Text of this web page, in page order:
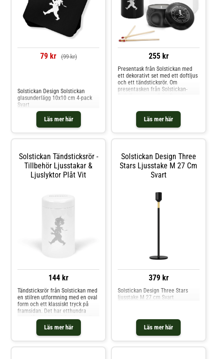
79 kr (99 kr)
Läs mer här
Solstickan Design Solstickan
glasunderlägg 10x10 cm 4-pack
Svart
255 kr
Läs mer här
Presentask från Solstickan med
ett dekorativt set med ett doftljus
och ett tändsticksrör. Om
presentasken från Solstickan-
Green-Bearwood, Red-Cinnamon &
Orange, White-Eucalyptus, Black-
Cedarwood Shoppa Doftljus och
Solstickan Tändsticksrör -
Tillbehör Ljusstakar &
Ljuslyktor Plåt Vit
144 kr
Läs mer här
Tändsticksrör från Solstickan med
en stilren utformning med en oval
form och ett klassiskt tryck på
framsidan. Det har etthundra
extra långa tändstickor i aspträ
från svenska skogar. Om
tändsticksröret från Solstickan-
Solstickan uppskattas för den
Solstickan Design Three
Stars Ljusstake M 27 Cm
Svart
379 kr
Läs mer här
Solstickan Design Three Stars
ljusstake M 27 cm Svart